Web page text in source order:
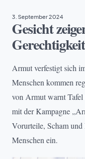
3. September 2024
Gesicht
Gerechtigkeit
Armut verfestigt sich
Menschen kommen
von Armut warnt
mit der Kampagne
Vorurteile, Scham
Menschen ein.